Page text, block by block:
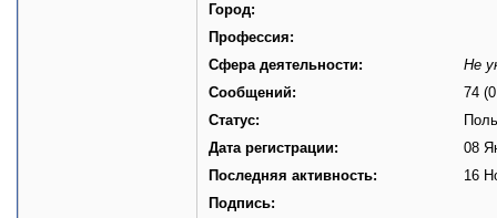
Город:
Профессия:
Сфера деятельности:
Не
Сообщений:
74
Статус:
Дата регистрации:
08
Последняя активность:
16
Подпись: